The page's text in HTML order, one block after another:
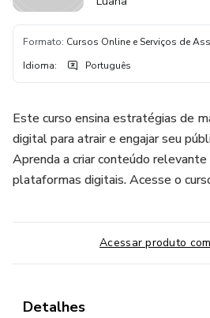
Formato: Cursos Online e Serviços de
Idioma: Português
Este curso ensina estratégias de
digital para atrair e engajar seu
Aprenda a criar conteúdo
plataformas digitais. Acesse o
Acessar produto
Detalhes